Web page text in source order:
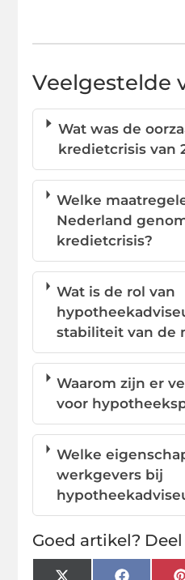
Veelgestelde
Wat was de
kredietcrisis van
Welke
Nederland
kredietcrisis?
Wat is de rol van
stabiliteit van de
Waarom zijn er
voor
Welke
werkgevers bij
Goed artikel?